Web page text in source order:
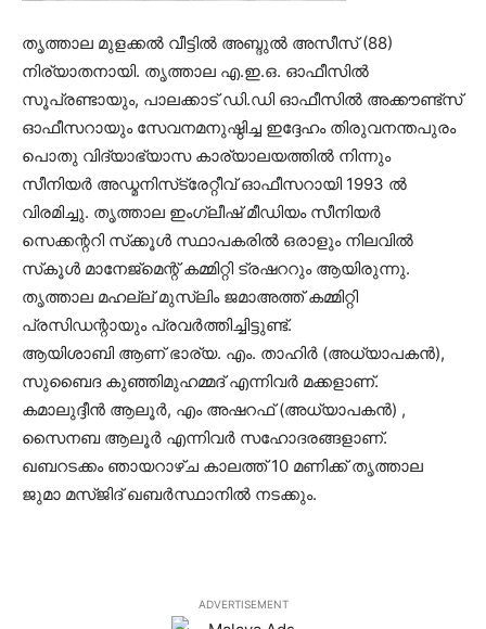
തൃത്താല മുളക്കല്‍ വീട്ടില്‍ അബ്ദുല്‍ അസീസ് (88)
നിര്യാതനായി. തൃത്താല എ.ഇ.ഒ. ഓഫീസില്‍
സൂപ്രണ്ടായും, പാലക്കാട് ഡി.ഡി ഓഫീസില്‍ അക്കൗണ്ട്‌സ്
ഓഫീസറായും സേവനമനുഷ്ഠിച്ച ഇദ്ദേഹം തിരുവനന്തപുരം
പൊതു വിദ്യാഭ്യാസ കാര്യാലയത്തില്‍ നിന്നും
സീനിയര്‍ അഡ്മനിസ്‌ട്രേറ്റീവ് ഓഫീസറായി 1993 ല്‍
വിരമിച്ചു. തൃത്താല ഇംഗ്ലീഷ് മീഡിയം സീനിയര്‍
സെക്കന്ററി സ്‌ക്കൂള്‍ സ്ഥാപകരില്‍ ഒരാളും നിലവില്‍
സ്‌കൂള്‍ മാനേജ്‌മെന്റ് കമ്മിറ്റി ട്രഷററും ആയിരുന്നു.
തൃത്താല മഹല്ല് മുസ്ലിം ജമാഅത്ത് കമ്മിറ്റി
പ്രസിഡന്റായും പ്രവര്‍ത്തിച്ചിട്ടുണ്ട്.
ആയിശാബി ആണ് ഭാര്യ. എം. താഹിര്‍ (അധ്യാപകന്‍),
സുബൈദ കുഞ്ഞിമുഹമ്മദ് എന്നിവര്‍ മക്കളാണ്.
കമാലുദ്ദീന്‍ ആലൂര്‍, എം അഷറഫ് (അധ്യാപകന്‍) ,
സൈനബ ആലൂര്‍ എന്നിവര്‍ സഹോദരങ്ങളാണ്.
ഖബറടക്കം ഞായറാഴ്ച കാലത്ത് 10 മണിക്ക് തൃത്താല
ജുമാ മസ്ജിദ് ഖബര്‍സ്ഥാനില്‍ നടക്കും.
ADVERTISEMENT